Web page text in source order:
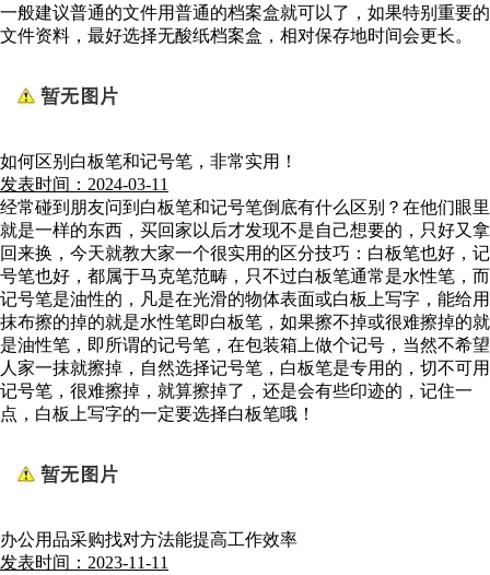
一般建议普通的文件用普通的档案盒就可以了，如果特别重要的
文件资料，最好选择无酸纸档案盒，相对保存地时间会更长。
如何区别白板笔和记号笔，非常实用！
发表时间：2024-03-11
经常碰到朋友问到白板笔和记号笔倒底有什么区别？在他们眼里
就是一样的东西，买回家以后才发现不是自己想要的，只好又拿
回来换，今天就教大家一个很实用的区分技巧：白板笔也好，记
号笔也好，都属于马克笔范畴，只不过白板笔通常是水性笔，而
记号笔是油性的，凡是在光滑的物体表面或白板上写字，能给用
抹布擦的掉的就是水性笔即白板笔，如果擦不掉或很难擦掉的就
是油性笔，即所谓的记号笔，在包装箱上做个记号，当然不希望
人家一抹就擦掉，自然选择记号笔，白板笔是专用的，切不可用
记号笔，很难擦掉，就算擦掉了，还是会有些印迹的，记住一
点，白板上写字的一定要选择白板笔哦！
办公用品采购找对方法能提高工作效率
发表时间：2023-11-11